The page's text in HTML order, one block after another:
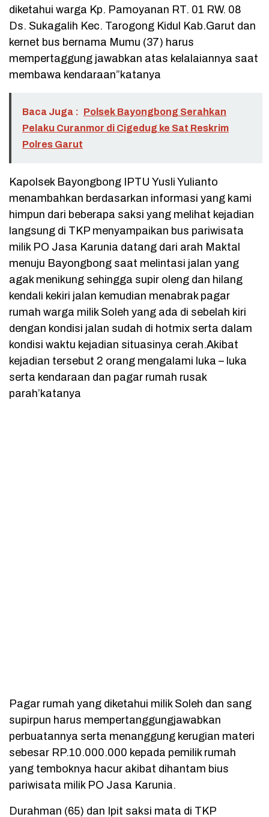
diketahui warga Kp. Pamoyanan RT. 01 RW. 08
Ds. Sukagalih Kec. Tarogong Kidul Kab.Garut dan
kernet bus bernama Mumu (37) harus
mempertaggung jawabkan atas kelalaiannya saat
membawa kendaraan”katanya
Baca Juga : Polsek Bayongbong Serahkan
Pelaku Curanmor di Cigedug ke Sat Reskrim
Polres Garut
Kapolsek Bayongbong IPTU Yusli Yulianto
menambahkan berdasarkan informasi yang kami
himpun dari beberapa saksi yang melihat kejadian
langsung di TKP menyampaikan bus pariwisata
milik PO Jasa Karunia datang dari arah Maktal
menuju Bayongbong saat melintasi jalan yang
agak menikung sehingga supir oleng dan hilang
kendali kekiri jalan kemudian menabrak pagar
rumah warga milik Soleh yang ada di sebelah kiri
dengan kondisi jalan sudah di hotmix serta dalam
kondisi waktu kejadian situasinya cerah.Akibat
kejadian tersebut 2 orang mengalami luka – luka
serta kendaraan dan pagar rumah rusak
parah’katanya
Pagar rumah yang diketahui milik Soleh dan sang
supirpun harus mempertanggungjawabkan
perbuatannya serta menanggung kerugian materi
sebesar RP.10.000.000 kepada pemilik rumah
yang temboknya hacur akibat dihantam bius
pariwisata milik PO Jasa Karunia.
Durahman (65) dan Ipit saksi mata di TKP